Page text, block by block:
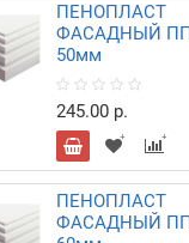
ПЕНОПЛАСТ
ФАСАДНЫЙ
50мм
245.00 р.
ПЕНОПЛАСТ
ФАСАДНЫЙ